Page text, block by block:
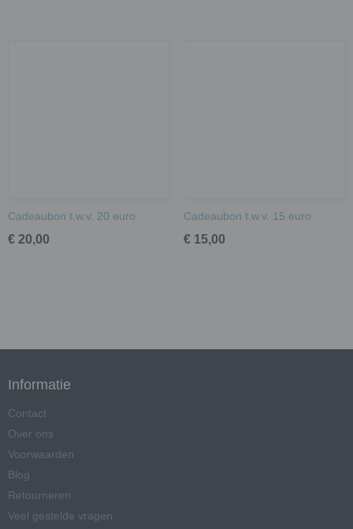
Cadeaubon t.w.v. 20 euro
€ 20,00
Cadeaubon t.w.v. 15 euro
€ 15,00
Informatie
Contact
Over ons
Voorwaarden
Blog
Retourneren
Veel gestelde vragen